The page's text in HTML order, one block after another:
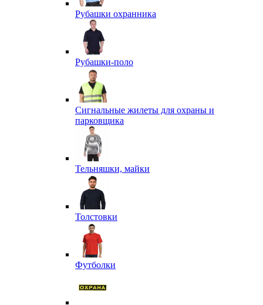
Рубашки охранника
Рубашки-поло
Сигнальные жилеты для охраны и
парковщика
Тельняшки, майки
Толстовки
Футболки